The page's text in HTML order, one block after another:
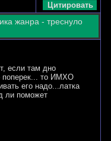
жанра - треснуло
если там дно
поперек... то ИМХО
его надо...латка
ли поможет